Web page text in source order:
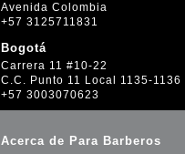
Avenida Colombia
+57 3125711831
Bogotá
Carrera 11 #10-22
C.C. Punto 11 Local 1135-1136
+57 3003070623
Acerca de Para Barberos